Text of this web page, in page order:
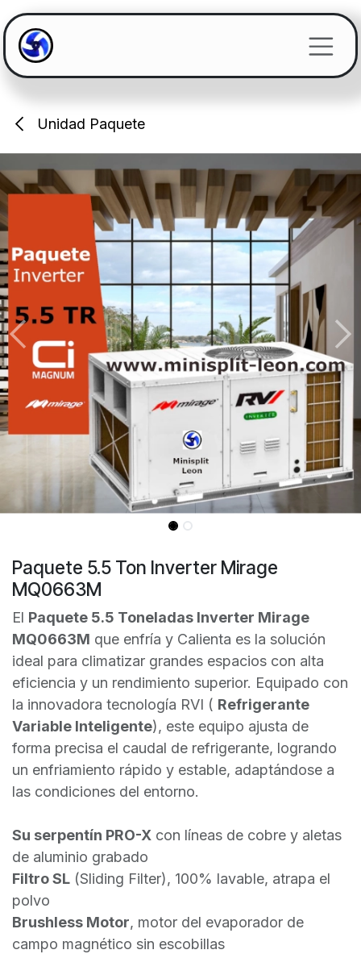
Ir al contenido
Unidad Paquete
Paquete 5.5 Ton Inverter Mirage
MQ0663M
El Paquete 5.5 Toneladas Inverter Mirage
MQ0663M que enfría y Calienta es la solución
ideal para climatizar grandes espacios con alta
eficiencia y un rendimiento superior. Equipado con
la innovadora tecnología RVI ( Refrigerante
Variable Inteligente), este equipo ajusta de
forma precisa el caudal de refrigerante, logrando
un enfriamiento rápido y estable, adaptándose a
las condiciones del entorno.
Su serpentín PRO-X con líneas de cobre y aletas
de aluminio grabado
Filtro SL (Sliding Filter), 100% lavable, atrapa el
polvo
Brushless Motor, motor del evaporador de
campo magnético sin escobillas